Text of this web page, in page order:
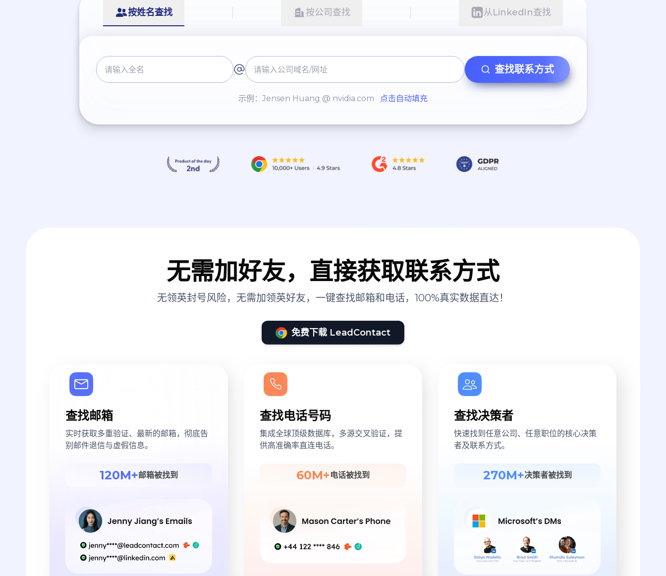
按姓名查找 按公司查找 从LinkedIn查找
查找联系方式
示例：Jensen Huang @ nvidia.com 点击自动填充
无需加好友，直接获取联系方式
无领英封号风险，无需加领英好友，一键查找邮箱和电话，100%真实数据直达！
免费下载 LeadContact
查找邮箱
实时获取多重验证、最新的邮箱，彻底告
别邮件退信与虚假信息。
120M+邮箱被找到
查找电话号码
集成全球顶级数据库，多源交叉验证，提
供高准确率直连电话。
60M+电话被找到
查找决策者
快速找到任意公司、任意职位的核心决策
者及联系方式。
270M+决策者被找到